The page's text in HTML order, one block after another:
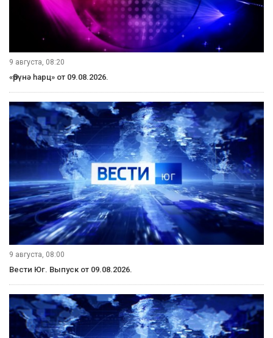
9 августа, 08:20
«Өрүнә һарц» от 09.08.2026.
9 августа, 08:00
Вести Юг. Выпуск от 09.08.2026.